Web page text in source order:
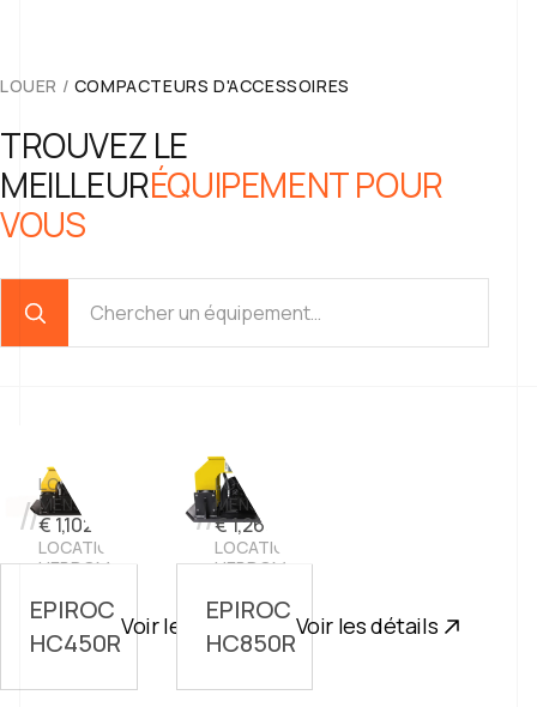
LOUER / COMPACTEURS D'ACCESSOIRES
TROUVEZ LE
MEILLEURÉQUIPEMENT POUR
VOUS
LOCATION
MENSUELLE:
€ 1,102.50
LOCATION
HEBDOMADAIRE:
//
EPIROC
HC450R
Voir les détails
LOCATION
MENSUELLE:
€ 1,260.00
LOCATION
HEBDOMADAIRE:
//
EPIROC
HC850R
Voir les détails